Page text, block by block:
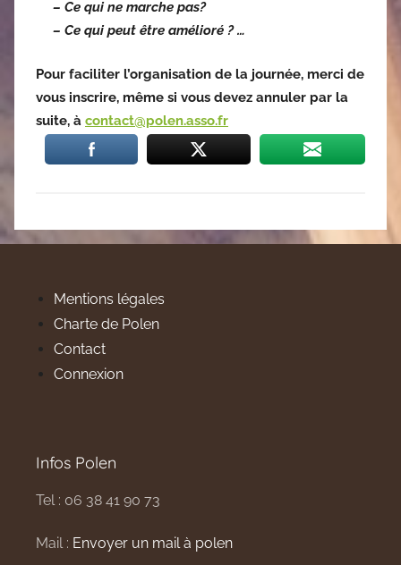
– Ce qui ne marche pas?
– Ce qui peut être amélioré ? …
Pour faciliter l’organisation de la journée, merci de
vous inscrire, même si vous devez annuler par la
suite, à contact@polen.asso.fr
Mentions légales
Charte de Polen
Contact
Connexion
Infos Polen
Tel : 06 38 41 90 73
Mail : Envoyer un mail à polen